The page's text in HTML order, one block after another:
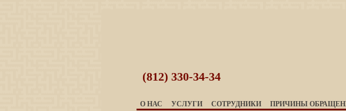
(812) 330-34-34
О НАС УСЛУГИ СОТРУДНИКИ ПРИЧИНЫ